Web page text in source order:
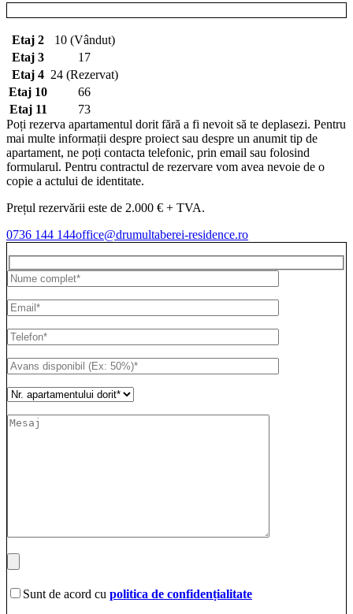
Etaj 2
10 (Vândut)
Etaj 3
17
Etaj 4 24 (Rezervat)
Etaj 10
66
Etaj 11
73
Poți rezerva apartamentul dorit fără a fi nevoit să te deplasezi. Pentru
mai multe informații despre proiect sau despre un anumit tip de
apartament, ne poți contacta telefonic, prin email sau folosind
formularul. Pentru contractul de rezervare vom avea nevoie de o
copie a actului de identitate.
Prețul rezervării este de 2.000 € + TVA.
0736 144 144office@drumultaberei-residence.ro
Sunt de acord cu politica de confidențialitate